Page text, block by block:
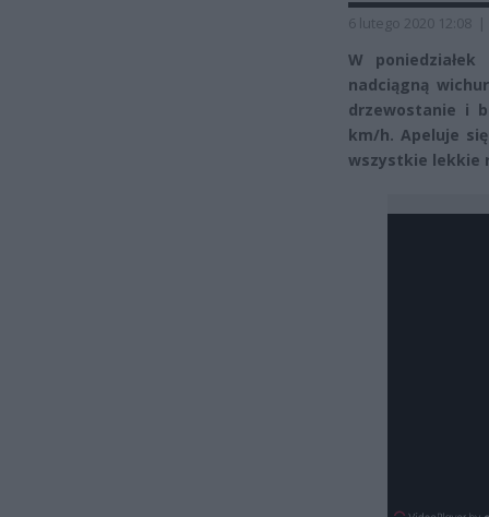
6 lutego 2020 12:08 |
W
nadciągną
drzewostanie i
km/h. Apeluje
wszystkie lekkie